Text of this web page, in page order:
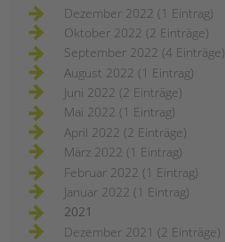
Dezember 2022 (1 Eintrag)
Oktober 2022 (2 Einträge)
September 2022 (4 Einträge)
August 2022 (1 Eintrag)
Juni 2022 (2 Einträge)
Mai 2022 (1 Eintrag)
April 2022 (2 Einträge)
März 2022 (1 Eintrag)
Februar 2022 (1 Eintrag)
Januar 2022 (1 Eintrag)
2021
Dezember 2021 (2 Einträge)